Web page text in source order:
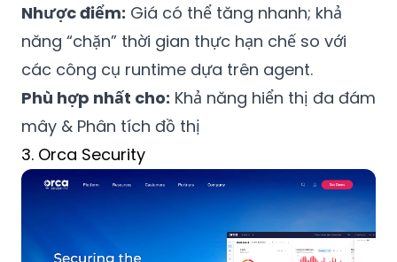
Nhược điểm: Giá có thể tăng nhanh; khả
năng “chặn” thời gian thực hạn chế so với
các công cụ runtime dựa trên agent.
Phù hợp nhất cho: Khả năng hiển thị đa đám
mây & Phân tích đồ thị
3. Orca Security